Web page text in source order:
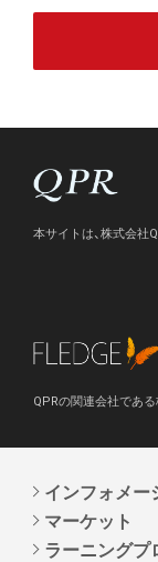
本サイトは、株式会社
QPRの関連会社であ
インフォメー
マーケット
ラーニングプ